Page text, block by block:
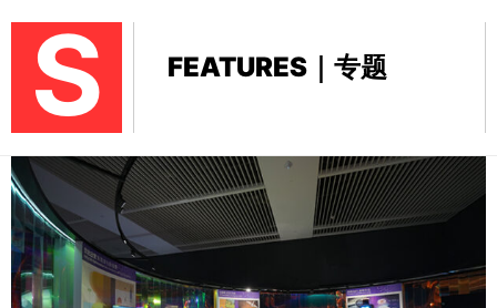
S FEATURES｜专题